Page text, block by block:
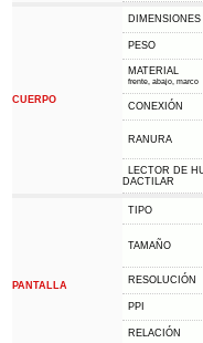
CUERPO
DIMENSIONES
PESO
MATERIAL
frente, abajo, marco
CONEXIÓN
RANURA
LECTOR DE
DACTILAR
PANTALLA
TIPO
TAMAÑO
RESOLUCIÓN
PPI
RELACIÓN